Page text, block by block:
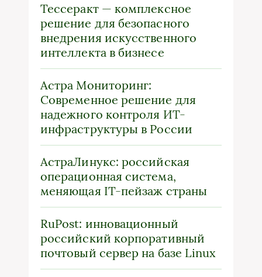
Тессеракт — комплексное
решение для безопасного
внедрения искусственного
интеллекта в бизнесе
Астра Мониторинг:
Современное решение для
надежного контроля ИТ-
инфраструктуры в России
АстраЛинукс: российская
операционная система,
меняющая IT-пейзаж страны
RuPost: инновационный
российский корпоративный
почтовый сервер на базе Linux